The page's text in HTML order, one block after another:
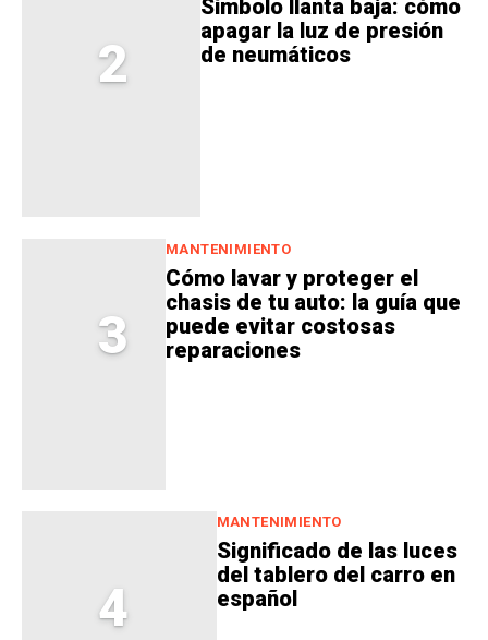
2
Símbolo llanta baja: cómo
apagar la luz de presión
de neumáticos
3
MANTENIMIENTO
Cómo lavar y proteger el
chasis de tu auto: la guía que
puede evitar costosas
reparaciones
4
MANTENIMIENTO
Significado de las luces
del tablero del carro en
español